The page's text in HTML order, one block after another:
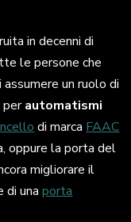
in decenni di
le persone che
un ruolo di
perautomatismi
di marcaFAAC
oppure la porta del
migliorare il
di unaporta